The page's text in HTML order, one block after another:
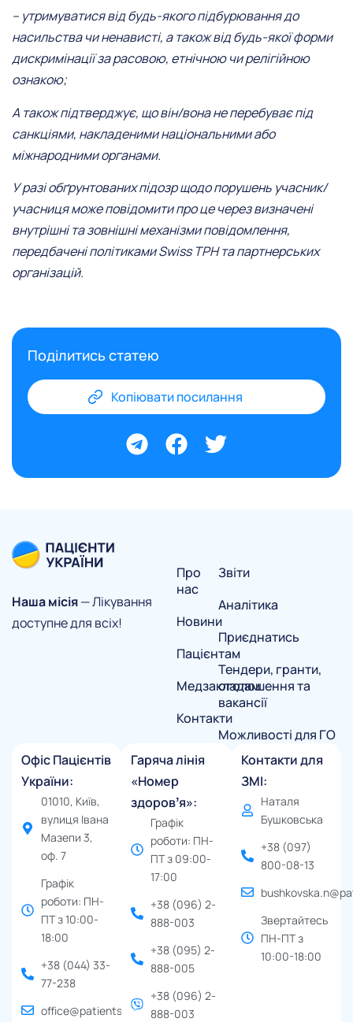
– утримуватися від будь-якого підбурювання до
насильства чи ненависті, а також від будь-якої форми
дискримінації за расовою, етнічною чи релігійною
ознакою;
А також підтверджує, що він/вона не перебуває під
санкціями, накладеними національними або
міжнародними органами.
У разі обґрунтованих підозр щодо порушень учасник/
учасниця може повідомити про це через визначені
внутрішні та зовнішні механізми повідомлення,
передбачені політиками Swiss TPH та партнерських
організацій.
Поділитись статею
Копіювати посилання
Наша місія— Лікування
доступне для всіх!
Про
нас
Новини
Пацієнтам
Медзакладам
Контакти
Звіти
Аналітика
Приєднатись
Тендери, гранти,
оголошення та
вакансії
Можливості для ГО
Офіс Пацієнтів
України:
01010, Київ,
вулиця Івана
Мазепи 3,
оф. 7
Графік
роботи: ПН-
ПТ з 10:00-
18:00
+38 (044) 33-
77-238
office@patients.org.ua
Гаряча лінія
«Номер
здоровʼя»:
Графік
роботи: ПН-
ПТ з 09:00-
17:00
+38 (096) 2-
888-003
+38 (095) 2-
888-005
+38 (096) 2-
888-003
Контакти для
ЗМІ:
Наталя
Бушковська
+38 (097)
800-08-13
Звертайтесь
ПН-ПТ з
10:00-18:00